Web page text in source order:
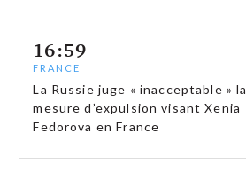
16:59
FRANCE
La Russie juge « inacceptable » la
mesure d’expulsion visant Xenia
Fedorova en France